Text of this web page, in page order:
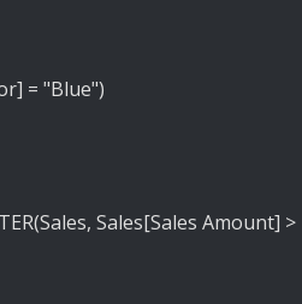
= "Blue")
Sales[Sales Amount] >